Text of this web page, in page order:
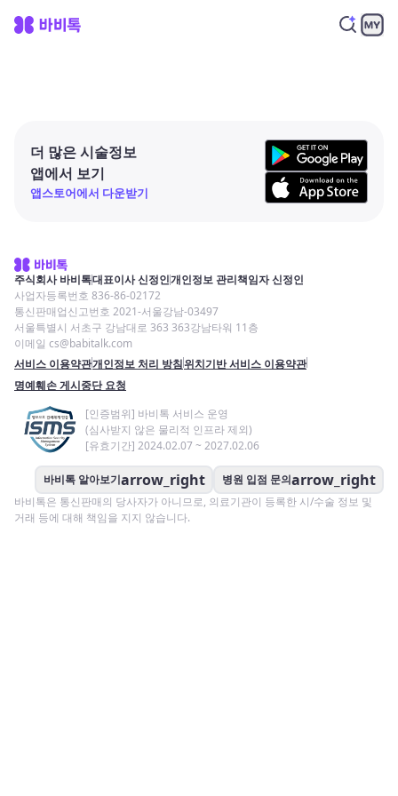
더 많은 시술정보
앱에서 보기
앱스토어에서 다운받기
주식회사 바비톡대표이사 신정인개인정보 관리책임자 신정인
사업자등록번호 836-86-02172
통신판매업신고번호 2021-서울강남-03497
서울특별시 서초구 강남대로 363 363강남타워 11층
이메일 cs@babitalk.com
서비스 이용약관개인정보 처리 방침위치기반 서비스 이용약관
명예훼손 게시중단 요청
[인증범위] 바비톡 서비스 운영
(심사받지 않은 물리적 인프라 제외)
[유효기간] 2024.02.07 ~ 2027.02.06
바비톡 알아보기arrow_right 병원 입점 문의arrow_right
바비톡은 통신판매의 당사자가 아니므로, 의료기관이 등록한 시/수술 정보 및
거래 등에 대해 책임을 지지 않습니다.